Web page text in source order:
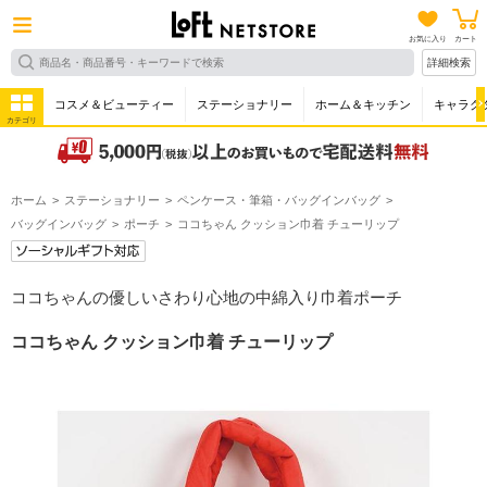
お気に入り カート
詳細検索
カテゴリ
コスメ＆ビューティー ステーショナリー ホーム＆キッチン キャラク
ホーム ステーショナリー
ペンケース・筆箱・バッグインバッグ
バッグインバッグ
ポーチ ココちゃん クッション巾着 チューリップ
ココちゃんの優しいさわり心地の中綿入り巾着ポーチ
ココちゃん クッション巾着 チューリップ